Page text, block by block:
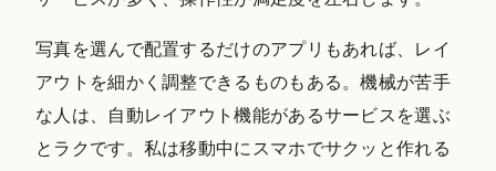
写真を選んで配置するだけのアプリもあれば、レイ
アウトを細かく調整できるものもある。機械が苦手
な人は、自動レイアウト機能があるサービスを選ぶ
とラクです。私は移動中にスマホでサクッと作れる